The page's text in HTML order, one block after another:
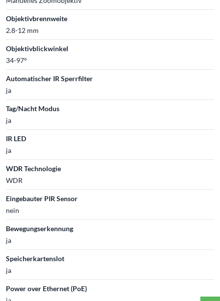
Objektivbrennweite
2.8-12 mm
Objektivblickwinkel
34-97°
Automatischer IR Sperrfilter
ja
Tag/Nacht Modus
ja
IR LED
ja
WDR Technologie
WDR
Eingebauter PIR Sensor
nein
Bewegungserkennung
ja
Speicherkartenslot
ja
Power over Ethernet (PoE)